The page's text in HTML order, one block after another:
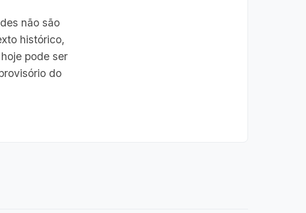
não são
histórico,
pode ser
do